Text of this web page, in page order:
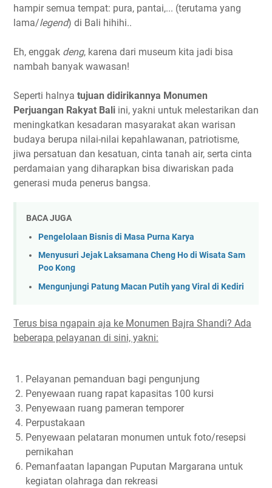
hampir semua tempat: pura, pantai,... (terutama yang
lama/legend) di Bali hihihi..
Eh, enggak deng, karena dari museum kita jadi bisa
nambah banyak wawasan!
Seperti halnya tujuan didirikannya Monumen
Perjuangan Rakyat Bali ini, yakni untuk melestarikan dan
meningkatkan kesadaran masyarakat akan warisan
budaya berupa nilai-nilai kepahlawanan, patriotisme,
jiwa persatuan dan kesatuan, cinta tanah air, serta cinta
perdamaian yang diharapkan bisa diwariskan pada
generasi muda penerus bangsa.
BACA JUGA
Pengelolaan Bisnis di Masa Purna Karya
Menyusuri Jejak Laksamana Cheng Ho di Wisata Sam
Poo Kong
Mengunjungi Patung Macan Putih yang Viral di Kediri
Terus bisa ngapain aja ke Monumen Bajra Shandi? Ada
beberapa pelayanan di sini, yakni:
Pelayanan pemanduan bagi pengunjung
Penyewaan ruang rapat kapasitas 100 kursi
Penyewaan ruang pameran temporer
Perpustakaan
Penyewaan pelataran monumen untuk foto/resepsi
pernikahan
Pemanfaatan lapangan Puputan Margarana untuk
kegiatan olahraga dan rekreasi